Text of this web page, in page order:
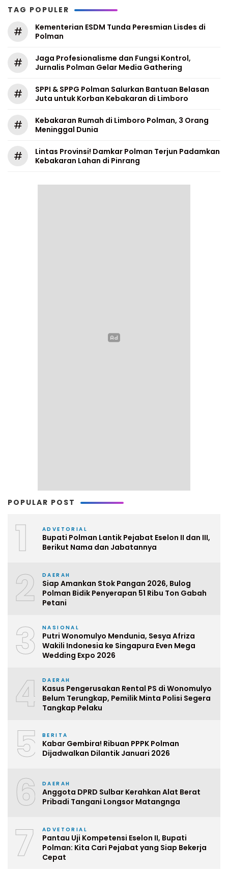
TAG POPULER
#
Kementerian ESDM Tunda Peresmian Lisdes di
Polman
#
Jaga Profesionalisme dan Fungsi Kontrol,
Jurnalis Polman Gelar Media Gathering
#
SPPI & SPPG Polman Salurkan Bantuan Belasan
Juta untuk Korban Kebakaran di Limboro
#
Kebakaran Rumah di Limboro Polman, 3 Orang
Meninggal Dunia
#
Lintas Provinsi! Damkar Polman Terjun Padamkan
Kebakaran Lahan di Pinrang
POPULAR POST
1 ADVETORIAL
Bupati Polman Lantik Pejabat Eselon II dan III,
Berikut Nama dan Jabatannya
2 DAERAH
Siap Amankan Stok Pangan 2026, Bulog
Polman Bidik Penyerapan 51 Ribu Ton Gabah
Petani
3 NASIONAL
Putri Wonomulyo Mendunia, Sesya Afriza
Wakili Indonesia ke Singapura Even Mega
Wedding Expo 2026
4 DAERAH
Kasus Pengerusakan Rental PS di Wonomulyo
Belum Terungkap, Pemilik Minta Polisi Segera
Tangkap Pelaku
5 BERITA
Kabar Gembira! Ribuan PPPK Polman
Dijadwalkan Dilantik Januari 2026
6 DAERAH
Anggota DPRD Sulbar Kerahkan Alat Berat
Pribadi Tangani Longsor Matangnga
7 ADVETORIAL
Pantau Uji Kompetensi Eselon II, Bupati
Polman: Kita Cari Pejabat yang Siap Bekerja
Cepat